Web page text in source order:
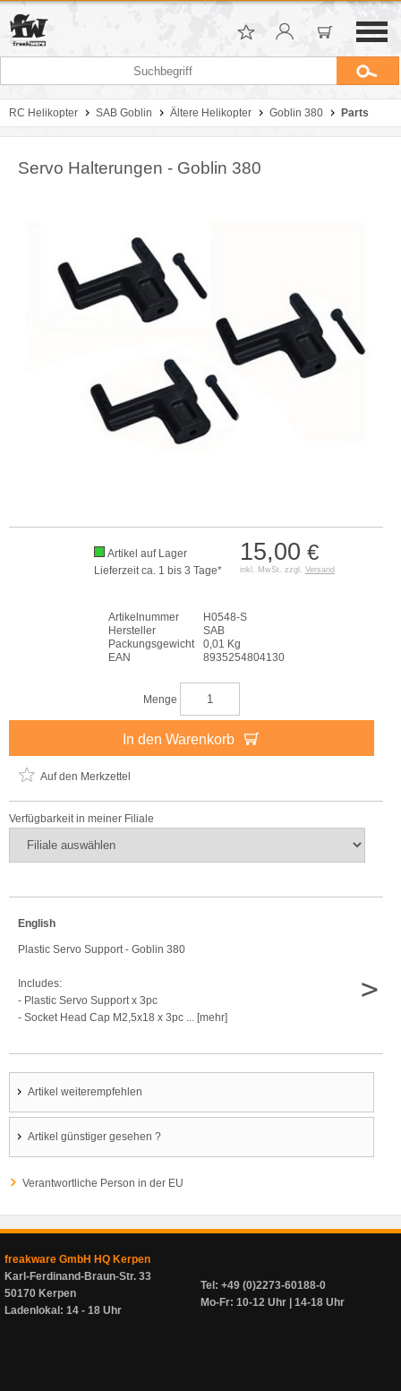
RC Helikopter SAB Goblin Ältere Helikopter Goblin 380 Parts
Servo Halterungen - Goblin 380
15,00 €
inkl. MwSt. zzgl. Versand
Artikel auf Lager
Lieferzeit ca. 1 bis 3 Tage*
Artikelnummer
H0548-S
Hersteller
SAB
Packungsgewicht
0,01 Kg
EAN
8935254804130
Menge
In den Warenkorb
Auf den Merkzettel
Verfügbarkeit in meiner Filiale
English
Plastic Servo Support - Goblin 380
Includes:
- Plastic Servo Support x 3pc
- Socket Head Cap M2,5x18 x 3pc ... [mehr]
>
Artikel weiterempfehlen
Artikel günstiger gesehen ?
Verantwortliche Person in der EU
freakware GmbH HQ Kerpen
Karl-Ferdinand-Braun-Str. 33
50170 Kerpen
Ladenlokal: 14 - 18 Uhr
Tel: +49 (0)2273-60188-0
Mo-Fr: 10-12 Uhr | 14-18 Uhr